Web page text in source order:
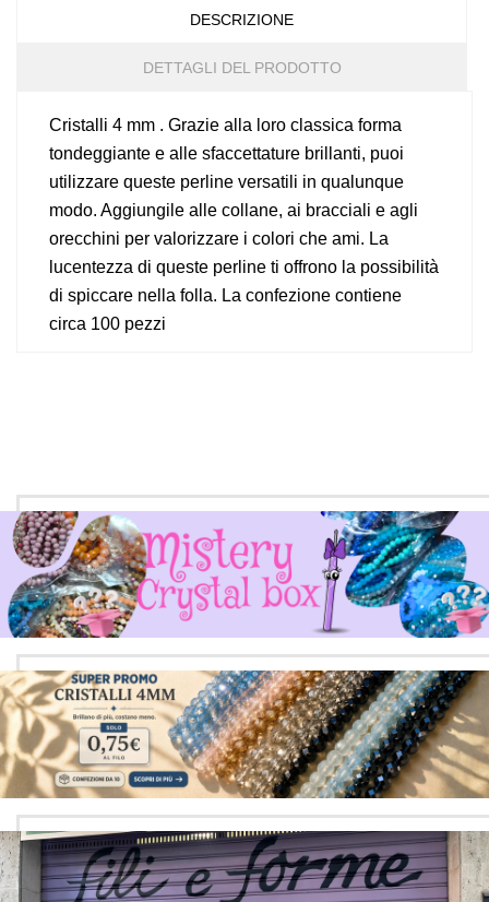
DESCRIZIONE
DETTAGLI DEL PRODOTTO
Cristalli 4 mm . Grazie alla loro classica forma
tondeggiante e alle sfaccettature brillanti, puoi
utilizzare queste perline versatili in qualunque
modo. Aggiungile alle collane, ai bracciali e agli
orecchini per valorizzare i colori che ami. La
lucentezza di queste perline ti offrono la possibilità
di spiccare nella folla. La confezione contiene
circa 100 pezzi